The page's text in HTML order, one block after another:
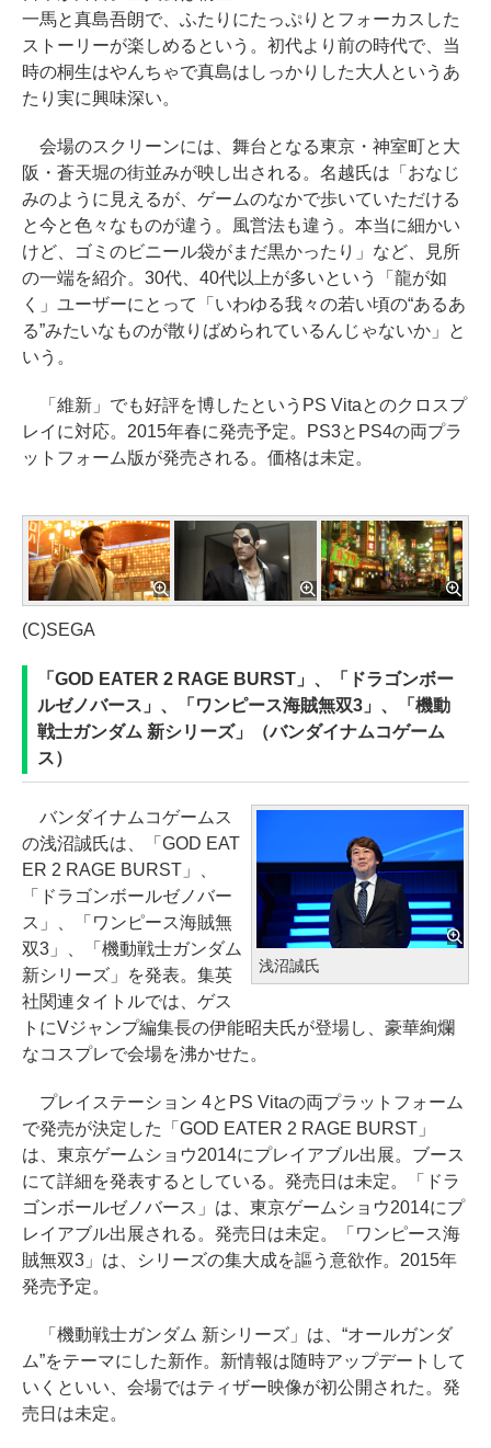
一馬と真島吾朗で、ふたりにたっぷりとフォーカスした
ストーリーが楽しめるという。初代より前の時代で、当
時の桐生はやんちゃで真島はしっかりした大人というあ
たり実に興味深い。
会場のスクリーンには、舞台となる東京・神室町と大
阪・蒼天堀の街並みが映し出される。名越氏は「おなじ
みのように見えるが、ゲームのなかで歩いていただける
と今と色々なものが違う。風営法も違う。本当に細かい
けど、ゴミのビニール袋がまだ黒かったり」など、見所
の一端を紹介。30代、40代以上が多いという「龍が如
く」ユーザーにとって「いわゆる我々の若い頃の“あるあ
る”みたいなものが散りばめられているんじゃないか」と
いう。
「維新」でも好評を博したというPS Vitaとのクロスプ
レイに対応。2015年春に発売予定。PS3とPS4の両プラ
ットフォーム版が発売される。価格は未定。
(C)SEGA
「GOD EATER 2 RAGE BURST」、「ドラゴンボー
ルゼノバース」、「ワンピース海賊無双3」、「機動
戦士ガンダム 新シリーズ」（バンダイナムコゲーム
ス）
浅沼誠氏
バンダイナムコゲームス
の浅沼誠氏は、「GOD EAT
ER 2 RAGE BURST」、
「ドラゴンボールゼノバー
ス」、「ワンピース海賊無
双3」、「機動戦士ガンダム
新シリーズ」を発表。集英
社関連タイトルでは、ゲス
トにVジャンプ編集長の伊能昭夫氏が登場し、豪華絢爛
なコスプレで会場を沸かせた。
プレイステーション 4とPS Vitaの両プラットフォーム
で発売が決定した「GOD EATER 2 RAGE BURST」
は、東京ゲームショウ2014にプレイアブル出展。ブース
にて詳細を発表するとしている。発売日は未定。「ドラ
ゴンボールゼノバース」は、東京ゲームショウ2014にプ
レイアブル出展される。発売日は未定。「ワンピース海
賊無双3」は、シリーズの集大成を謳う意欲作。2015年
発売予定。
「機動戦士ガンダム 新シリーズ」は、“オールガンダ
ム”をテーマにした新作。新情報は随時アップデートして
いくといい、会場ではティザー映像が初公開された。発
売日は未定。